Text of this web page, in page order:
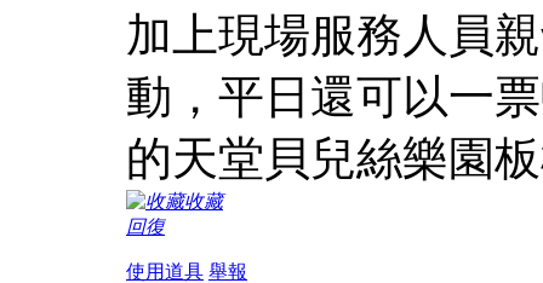
加上現場服務人員
動，平日還可以一
的天堂貝兒絲樂園
收藏
回復
使用道具 舉報